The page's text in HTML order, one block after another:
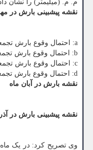
م. م. (میلیمتر) را نشان
نقشه پیشبینی بارش در
a: احتمال وقوع بارش تجمعی بیشتر از ۲۰ م. م
b: احتمال وقوع بارش تجمعی بیشتر از ۴۰ م. م
c: احتمال وقوع بارش تجمعی بیشتر از ۸۰ م. م
d: احتمال وقوع بارش تجمعی بیشتر از ۱۲۰م. م
نقشه بارش در آبان ماه
نقشه پیشبینی بارش در
وی تصریح کرد: در یک